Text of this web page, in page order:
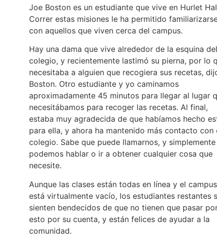
Joe Boston es un estudiante que vive en Hurlet
Correr estas misiones le ha permitido
con aquellos que viven cerca del campus.
Hay una dama que vive alrededor de la esquina del
colegio, y recientemente lastimó su pierna, por lo
necesitaba a alguien que recogiera sus recetas,
Boston. Otro estudiante y yo caminamos
aproximadamente 45 minutos para llegar al lugar
necesitábamos para recoger las recetas. Al final,
estaba muy agradecida de que habíamos hecho
para ella, y ahora ha mantenido más contacto con
colegio. Sabe que puede llamarnos, y simplemente
podemos hablar o ir a obtener cualquier cosa que
necesite.
Aunque las clases están todas en línea y el campus
está virtualmente vacío, los estudiantes restantes
sienten bendecidos de que no tienen que pasar
esto por su cuenta, y están felices de ayudar a la
comunidad.